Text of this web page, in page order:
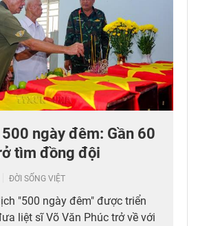
ngày đêm: Gần 60
tìm đồng đội
ĐỜI SỐNG VIỆT
"500 ngày đêm" được triển
liệt sĩ Võ Văn Phúc trở về với